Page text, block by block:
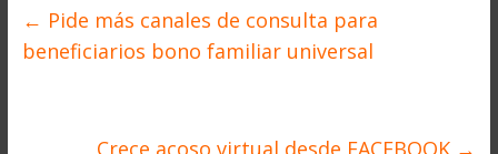
← Pide más canales de consulta para
beneficiarios bono familiar universal